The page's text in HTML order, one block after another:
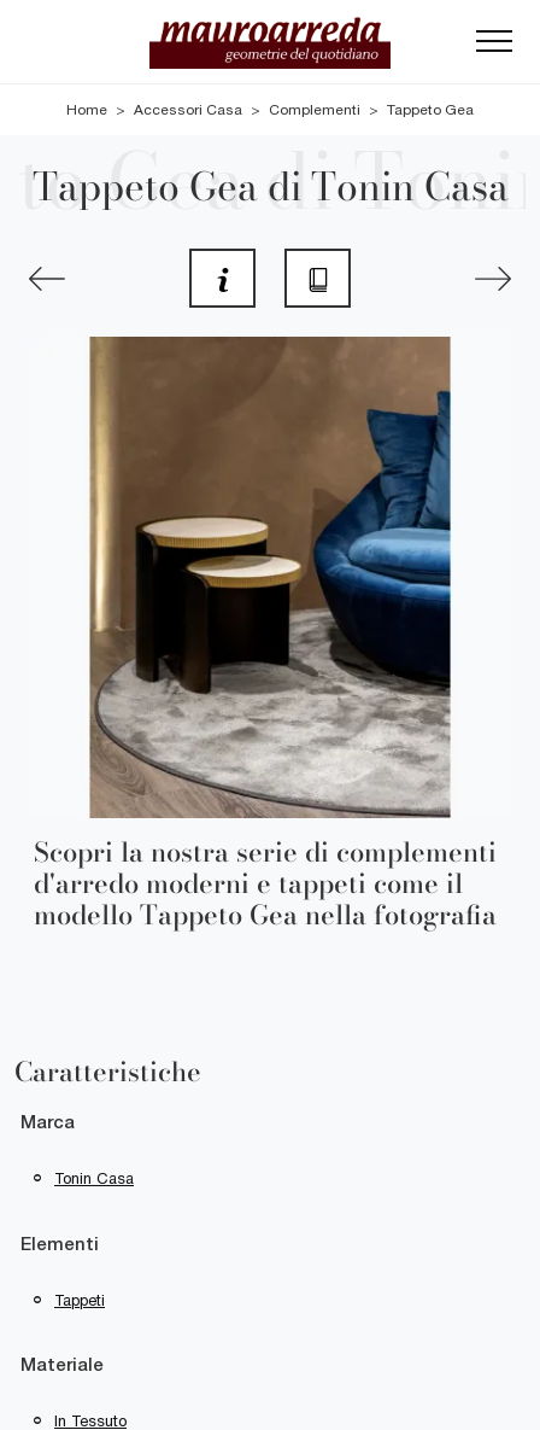
Home > Accessori Casa > Complementi > Tappeto Gea
Tappeto Gea di Tonin Casa
Scopri la nostra serie di complementi
d'arredo moderni e tappeti come il
modello Tappeto Gea nella fotografia
Caratteristiche
Marca
Tonin Casa
Elementi
Tappeti
Materiale
In Tessuto